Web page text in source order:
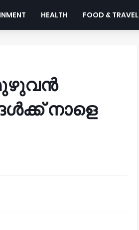
HEALTH FOOD & TRAVEL
മുഴുവൻ
നാളെ